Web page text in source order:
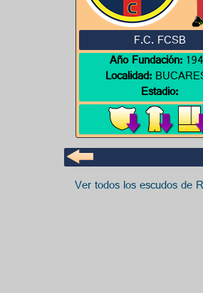
F.C. FCSB
Año Fundación:
Localidad:
Estadio:
Ver todos los escudos de